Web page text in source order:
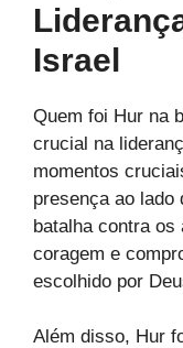
Israel
Quem foi Hur na
crucial na
momentos
presença ao lado
batalha contra os
coragem e
escolhido por
Além disso, Hur